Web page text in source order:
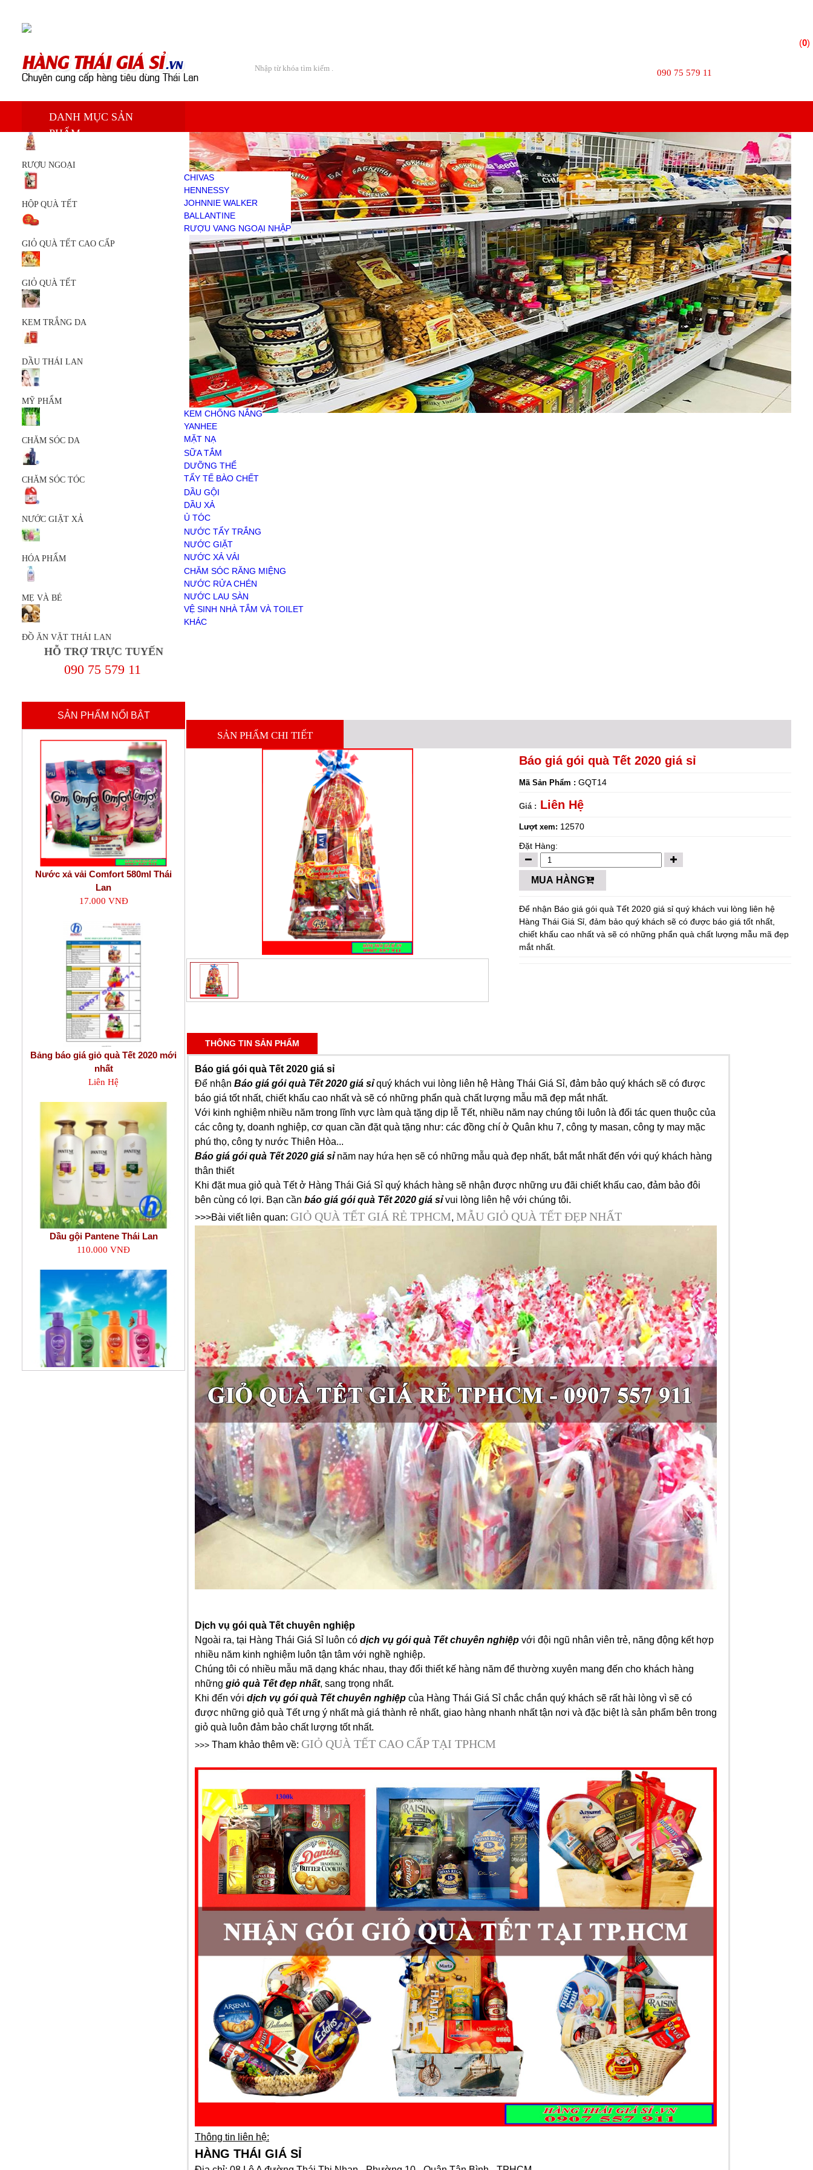
(0)
090 75 579 11
Sản phẩm
RƯỢU NGOẠI
CHIVAS
JOHNNIE WALKER
BALLANTINE
HỘP QUÀ TẾT
GIỎ QUÀ TẾT CAO CẤP
KEM TRẮNG DA
DẦU THÁI LAN
KEM CHỐNG NẮNG
YANHEE
MẶT NẠ
SERUM
SỮA RỬA MẶT
CHĂM SÓC DA
SỮA TẮM
DƯỠNG THỂ
TẨY TẾ BÀO CHẾT
CHĂM SÓC TÓC
DẦU GỘI
DẦU XẢ
Ủ TÓC
NƯỚC GIẶT XẢ
NƯỚC TẨY TRẮNG
NƯỚC GIẶT
NƯỚC XẢ VẢI
BỘT GIẶT
HÓA PHẨM
CHĂM SÓC RĂNG MIỆNG
NƯỚC RỬA CHÉN
NƯỚC LAU SÀN
VỆ SINH NHÀ TẮM VÀ TOILET
MẸ VÀ BÉ
ĐỒ ĂN VẶT THÁI LAN
Chính sách mua hàng
Chính sách thanh toán
Thanh Toán
DANH MỤC SẢN
PHẨM
RƯỢU NGOẠI
CHIVAS
HENNESSY
JOHNNIE WALKER
BALLANTINE
RƯỢU VANG NGOẠI NHẬP
HỘP QUÀ TẾT
GIỎ QUÀ TẾT CAO CẤP
GIỎ QUÀ TẾT
KEM TRẮNG DA
DẦU THÁI LAN
MỸ PHẨM
KEM CHỐNG NẮNG
YANHEE
MẶT NẠ
SERUM
SỮA RỬA MẶT
SẢN PHẨM KHÁC
CHĂM SÓC DA
SỮA TẮM
DƯỠNG THỂ
TẨY TẾ BÀO CHẾT
CHĂM SÓC TÓC
DẦU GỘI
DẦU XẢ
Ủ TÓC
NƯỚC GIẶT XẢ
NƯỚC TẨY TRẮNG
NƯỚC GIẶT
NƯỚC XẢ VẢI
BỘT GIẶT
HÓA PHẨM
CHĂM SÓC RĂNG MIỆNG
NƯỚC RỬA CHÉN
NƯỚC LAU SÀN
VỆ SINH NHÀ TẮM VÀ TOILET
KHÁC
MẸ VÀ BÉ
ĐỒ ĂN VẶT THÁI LAN
HỖ TRỢ TRỰC TUYẾN
090 75 579 11
SẢN PHẨM NỔI BẬT
Nước xả vải Comfort 580ml Thái
Lan
17.000 VNĐ
Bảng báo giá giỏ quà Tết 2020 mới
nhất
Liên Hệ
Dầu gội Pantene Thái Lan
110.000 VNĐ
SẢN PHẨM CHI TIẾT
Báo giá gói quà Tết 2020 giá sỉ
Mã Sản Phẩm : GQT14
Giá : Liên Hệ
Lượt xem: 12570
Đặt Hàng:
MUA HÀNG
Để nhận Báo giá gói quà Tết 2020 giá sỉ quý khách vui lòng liên hệ
Hàng Thái Giá Sỉ, đảm bảo quý khách sẽ có được báo giá tốt nhất,
chiết khấu cao nhất và sẽ có những phẩn quà chất lượng mẫu mã đẹp
mắt nhất.
THÔNG TIN SẢN PHẨM
Báo giá gói quà Tết 2020 giá sỉ
Để nhận Báo giá gói quà Tết 2020 giá sỉquý khách vui lòng liên hệ Hàng Thái Giá Sỉ, đảm bảo quý khách sẽ có được
báo giá tốt nhất, chiết khấu cao nhất và sẽ có những phẩn quà chất lượng mẫu mã đẹp mắt nhất.
Với kinh nghiệm nhiều năm trong lĩnh vực làm quà tặng dịp lễ Tết, nhiều năm nay chúng tôi luôn là đối tác quen thuộc của
các công ty, doanh nghiệp, cơ quan cần đặt quà tặng như: các đồng chí ở Quân khu 7, công ty masan, công ty may mặc
phú thọ, công ty nước Thiên Hòa...
Báo giá gói quà Tết 2020 giá sỉnăm nay hứa hẹn sẽ có những mẫu quà đẹp nhất, bắt mắt nhất đến với quý khách hàng
thân thiết
Khi đặt mua giỏ quà Tết ở Hàng Thái Giá Sỉ quý khách hàng sẽ nhận được những ưu đãi chiết khấu cao, đảm bảo đôi
bên cùng có lợi. Bạn cần báo giá gói quà Tết 2020 giá sỉvui lòng liên hệ với chúng tôi.
>>>Bài viết liên quan: GIỎ QUÀ TẾT GIÁ RẺ TPHCM, MẪU GIỎ QUÀ TẾT ĐẸP NHẤT
Dịch vụ gói quà Tết chuyên nghiệp
Ngoài ra, tại Hàng Thái Giá Sỉ luôn có dịch vụ gói quà Tết chuyên nghiệp với đội ngũ nhân viên trẻ, năng động kết hợp
nhiều năm kinh nghiệm luôn tận tâm với nghề nghiệp.
Chúng tôi có nhiều mẫu mã dạng khác nhau, thay đổi thiết kế hàng năm để thường xuyên mang đến cho khách hàng
những giỏ quà Tết đẹp nhất, sang trọng nhất.
Khi đến với dịch vụ gói quà Tết chuyên nghiệp của Hàng Thái Giá Sỉ chắc chắn quý khách sẽ rất hài lòng vì sẽ có
được những giỏ quà Tết ưng ý nhất mà giá thành rẻ nhất, giao hàng nhanh nhất tận nơi và đặc biệt là sản phẩm bên trong
giỏ quà luôn đảm bảo chất lượng tốt nhất.
>>> Tham khảo thêm về: GIỎ QUÀ TẾT CAO CẤP TẠI TPHCM
Thông tin liên hệ:
HÀNG THÁI GIÁ SỈ